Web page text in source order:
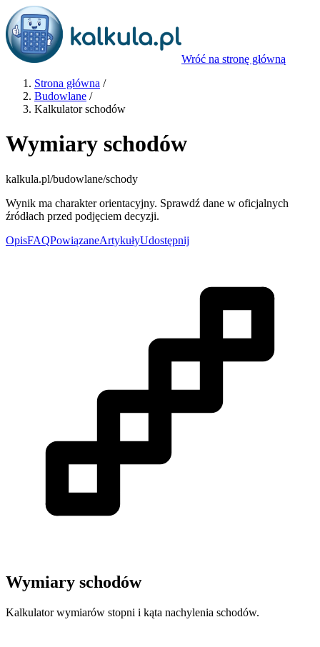
Wróć na stronę główną
Strona główna /
Budowlane /
Kalkulator schodów
Wymiary schodów
kalkula.pl/budowlane/schody
Wynik ma charakter orientacyjny. Sprawdź dane w oficjalnych
źródłach przed podjęciem decyzji.
OpisFAQPowiązaneArtykułyUdostępnij
Wymiary schodów
Kalkulator wymiarów stopni i kąta nachylenia schodów.